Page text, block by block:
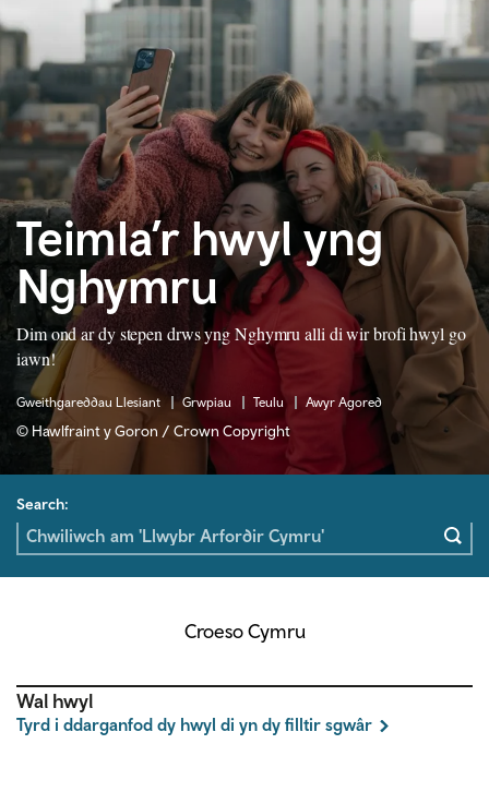
Teimla’r hwyl yng
Nghymru
Dim ond ar dy stepen drws yng Nghymru alli di wir brofi hwyl go
iawn!
Gweithgareddau Llesiant Grwpiau Teulu Awyr Agored
© Hawlfraint y Goron / Crown Copyright
Search:
Croeso Cymru
Wal hwyl
Tyrd i ddarganfod dy hwyl di yn dy filltir sgwâr